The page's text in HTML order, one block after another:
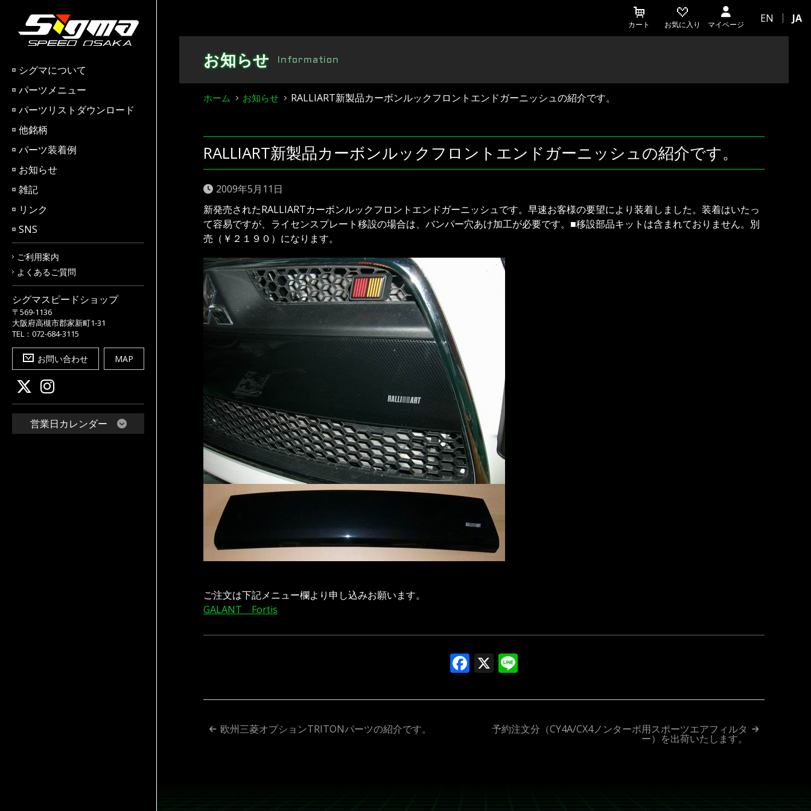
content
シグマについて
パーツメニュー
パーツリストダウンロード
他銘柄
パーツ装着例
お知らせ
雑記
リンク
SNS
ご利用案内
よくあるご質問
シグマスピードショップ
〒569-1136
大阪府高槻市郡家新町1-31
TEL：072-684-3115
お問い合わせ MAP
営業日カレンダー
カート お気に入り マイページ EN JA
お知らせ Information
ホーム お知らせ RALLIART新製品カーボンルックフロントエンドガーニッシュの紹介です。
RALLIART新製品カーボンルックフロントエンドガーニッシュの紹介です。
2009年5月11日
新発売されたRALLIARTカーボンルックフロントエンドガーニッシュです。早速お客様の要望により装着しました。装着はいたっ
て容易ですが、ライセンスプレート移設の場合は、バンパー穴あけ加工が必要です。■移設部品キットは含まれておりません。別
売（￥２１９０）になります。
ご注文は下記メニュー欄より申し込みお願います。
GALANT Fortis
Facebook
X
投 欧州三菱オプションTRITONパーツの紹介です。 予約注文分（CY4A/CX4ノンターボ用スポーツエアフィルタ
ー）を出荷いたします。